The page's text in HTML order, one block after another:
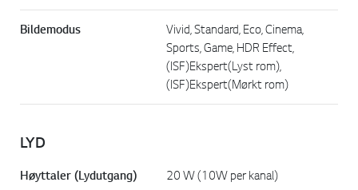
Bildemodus
Vivid, Standard, Eco, Cinema,
Sports, Game, HDR Effect,
(ISF)Ekspert(Lyst rom),
(ISF)Ekspert(Mørkt rom)
LYD
Høyttaler (Lydutgang) 20 W (10W per kanal)